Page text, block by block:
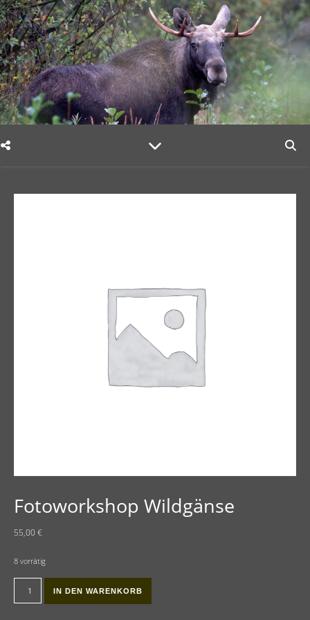
Fotoworkshop Wildgänse
55,00€
8 vorrätig
Fotoworkshop Wildgänse Menge
IN DEN WARENKORB